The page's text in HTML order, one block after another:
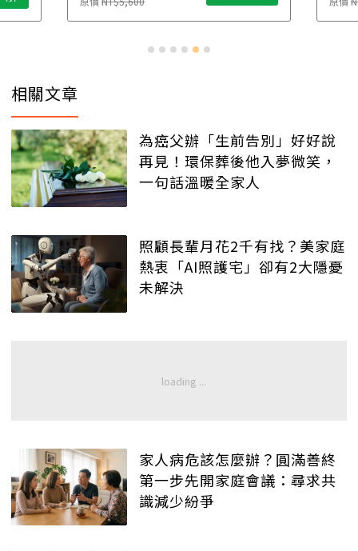
相關文章
為癌父辦「生前告別」好好說
再見！環保葬後他入夢微笑，
一句話溫暖全家人
照顧長輩月花2千有找？美家庭
熱衷「AI照護宅」卻有2大隱憂
未解決
家人病危該怎麼辦？圓滿善終
第一步先開家庭會議：尋求共
識減少紛爭